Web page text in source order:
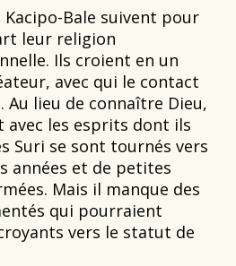
Kacipo-Bale suivent pour
leur religion
Ils croient en un
avec qui le contact
lieu de connaître Dieu,
avec les esprits dont ils
Suri se sont tournés vers
années et de petites
Mais il manque des
qui pourraient
vers le statut de